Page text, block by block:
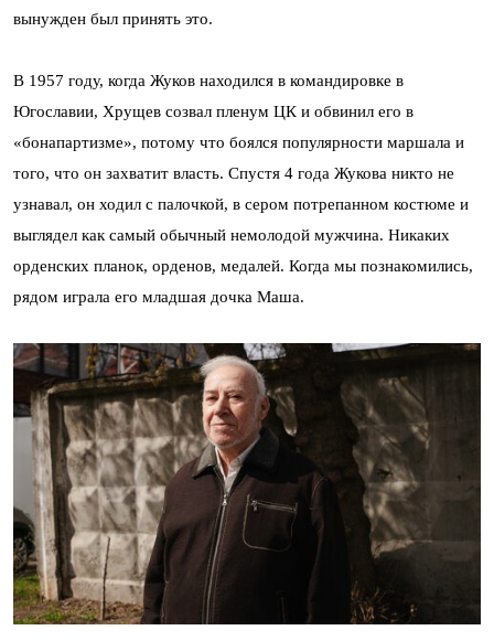
вынужден был принять это.
В 1957 году, когда Жуков находился в командировке в
Югославии, Хрущев созвал пленум ЦК и обвинил его в
«бонапартизме», потому что боялся популярности маршала и
того, что он захватит власть. Спустя 4 года Жукова никто не
узнавал, он ходил с палочкой, в сером потрепанном костюме и
выглядел как самый обычный немолодой мужчина. Никаких
орденских планок, орденов, медалей. Когда мы познакомились,
рядом играла его младшая дочка Маша.